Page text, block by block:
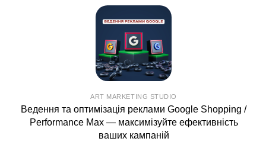
ART MARKETING STUDIO
Ведення та оптимізація реклами Google Shopping /
Performance Max — максимізуйте ефективність
ваших кампаній